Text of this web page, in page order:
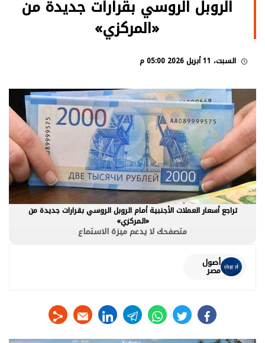
الروبل الروسي بقرارات جديدة من
«المركزي»
السبت، 11 أبريل 2026 05:00 م
تراجع أسعار العملات الأجنبية أمام الروبل الروسي بقرارات جديدة من
«المركزي»
متصفحك لا يدعم ميزة الاستماع
أصول
مصر
facebook
twitter
whats
telegram
linkedin